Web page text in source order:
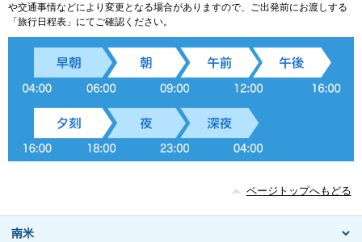
や交通事情などにより変更となる場合がありますので、ご出発前にお渡しする
「旅行日程表」にてご確認ください。
ページトップへもどる
南米